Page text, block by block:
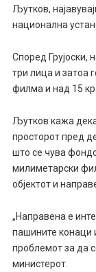
Љутков,
национална
Според Грујоски,
три лица и затоа
филма и над 15
Љутков кажа
просторот пред
што се чува
милиметарски
објектот и
„Направена е
пашините конаци
проблемот за да
министерот.